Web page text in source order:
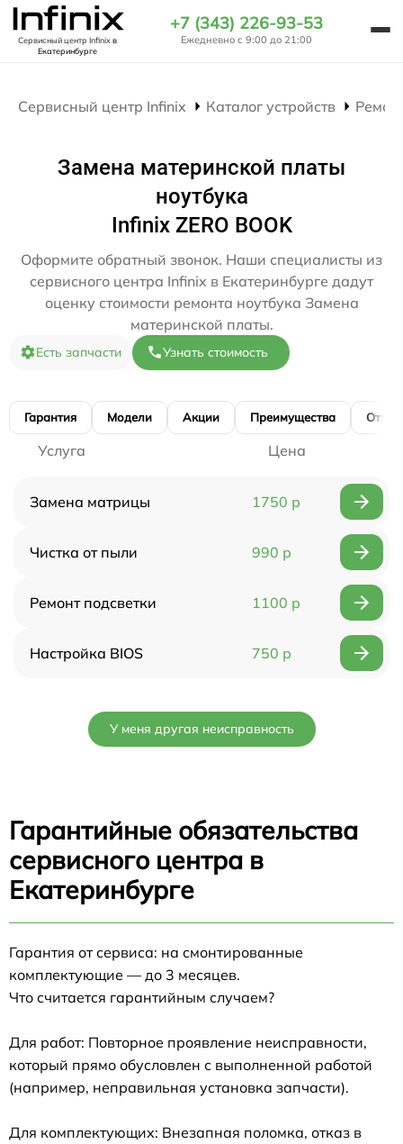
Сервисный центр Infinixв
Екатеринбурге
+7 (343) 226-93-53
Ежедневно с 9:00 до 21:00
Сервисный центр Infinix Каталог устройств
Замена материнской платы
ноутбука
Infinix ZERO BOOK
Оформите обратный звонок. Наши специалисты из
сервисного центра Infinix в Екатеринбурге дадут
оценку стоимости ремонта ноутбука Замена
материнской платы.
Есть запчасти Узнать стоимость
Гарантия Модели Акции Преимущества
Услуга Цена
Замена матрицы 1750 р
Чистка от пыли 990 р
Ремонт подсветки 1100 р
Настройка BIOS 750 р
У меня другая неисправность
Гарантийные обязательства
сервисного центра в
Екатеринбурге
Гарантия от сервиса: на смонтированные
комплектующие — до 3 месяцев.
Что считается гарантийным случаем?
Для работ: Повторное проявление неисправности,
который прямо обусловлен с выполненной работой
(например, неправильная установка запчасти).
Для комплектующих: Внезапная поломка, отказ в